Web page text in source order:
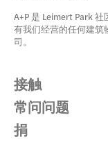
A+P 是 Leimert Park
有我们经营的任何建筑
司。
接触
常问问题
捐